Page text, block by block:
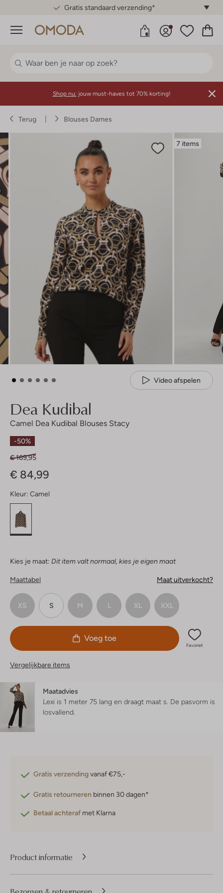
Gratis standaard verzending*
Menu
Shop nu: jouw must-haves tot 70% korting!
Terug Blouses Dames
7 items
Video afspelen
Dea Kudibal
Camel Dea Kudibal Blouses Stacy
-50%
€ 169,95
€ 84,99
Kleur: Camel
Kies je maat: Dit item valt normaal, kies je eigen maat
Maattabel Maat uitverkocht?
XS S M L XL XXL
Voeg toe
Favoriet
Vergelijkbare items
Maatadvies
Lexi is 1 meter 75 lang en draagt maat s. De pasvorm is
losvallend
Gratis verzendingvanaf €75,-
Gratis retourneren binnen 30 dagen*
Betaal achteraf met Klarna
Product informatie